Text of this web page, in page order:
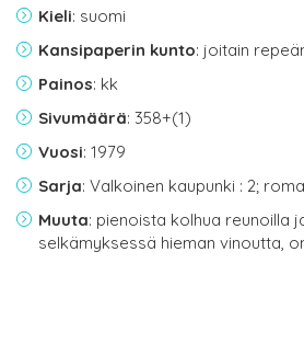
Kieli: suomi
Kansipaperin kunto: joitain
Painos: kk
Sivumäärä: 358+(1)
Vuosi: 1979
Sarja: Valkoinen kaupunki : 2;
Muuta: pienoista kolhua reunoilla
selkämyksessä hieman vinoutta,